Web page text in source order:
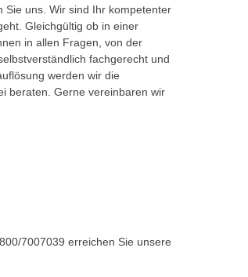
Sie uns. Wir sind Ihr kompetenter
Gleichgültig ob in einer
in allen Fragen, von der
fachgerecht und
werden wir die
beraten. Gerne vereinbaren wir
7007039 erreichen Sie unsere